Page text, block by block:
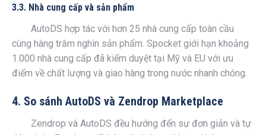
3.3. Nhà cung cấp và sản phẩm
AutoDS hợp tác với hơn 25 nhà cung cấp toàn cầu
cùng hàng trăm nghìn sản phẩm. Spocket giới hạn khoảng
1.000 nhà cung cấp đã kiểm duyệt tại Mỹ và EU với ưu
điểm về chất lượng và giao hàng trong nước nhanh chóng.
4. So sánh AutoDS và Zendrop Marketplace
Zendrop và AutoDS đều hướng đến sự đơn giản và tự